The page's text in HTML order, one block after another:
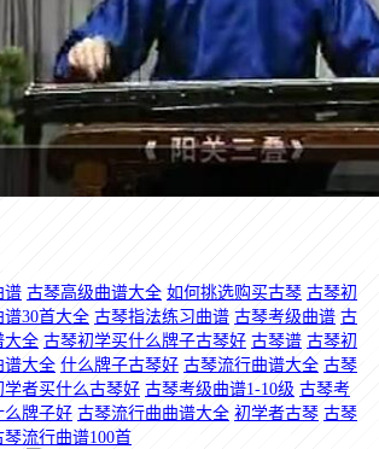
谱 古琴高级曲谱大全 如何挑选购买古琴 古琴初
30首大全 古琴指法练习曲谱 古琴考级曲谱 古
大全 古琴初学买什么牌子古琴好 古琴谱 古琴初
谱大全 什么牌子古琴好 古琴流行曲谱大全 古琴
学者买什么古琴好 古琴考级曲谱1-10级 古琴考
么牌子好 古琴流行曲曲谱大全 初学者古琴 古琴
琴流行曲谱100首